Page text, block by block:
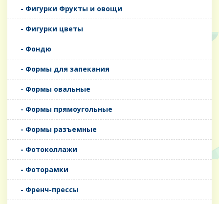
- Фигурки Фрукты и овощи
- Фигурки цветы
- Фондю
- Формы для запекания
- Формы овальные
- Формы прямоугольные
- Формы разъемные
- Фотоколлажи
- Фоторамки
- Френч-прессы